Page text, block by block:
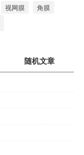
视网膜 角膜
随机文章